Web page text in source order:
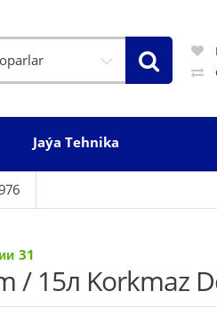
Jaýa Tehnika
31
/ 15л Korkmaz